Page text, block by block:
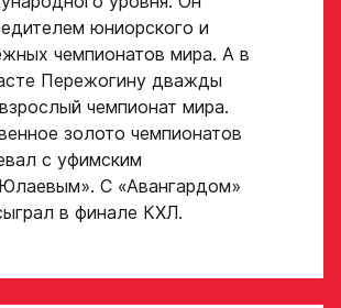
юниорского и
чемпионатов мира. А в
Пережогину дважды
чемпионат мира.
золото чемпионатов
с уфимским
С «Авангардом»
в финале КХЛ.